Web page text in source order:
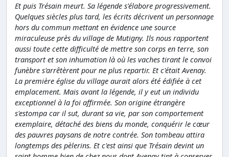
Et puis Trésain meurt. Sa légende s'élabore progressivement.
Quelques siècles plus tard, les écrits décrivent un personnage
hors du commun mettant en évidence une source
miraculeuse près du village de Mutigny. Ils nous rapportent
aussi toute cette difficulté de mettre son corps en terre, son
transport et son inhumation là où les vaches tirant le convoi
funèbre s'arrêtèrent pour ne plus repartir. Et c'était Avenay.
La première église du village aurait alors été édifiée à cet
emplacement. Mais avant la légende, il y eut un individu
exceptionnel à la foi affirmée. Son origine étrangère
s'estompa car il sut, durant sa vie, par son comportement
exemplaire, détaché des biens du monde, conquérir le cœur
des pauvres paysans de notre contrée. Son tombeau attira
longtemps des pèlerins. Et c'est ainsi que Trésain devint un